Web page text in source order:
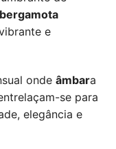
bergamota
e
onde âmbara
se para
elegância e